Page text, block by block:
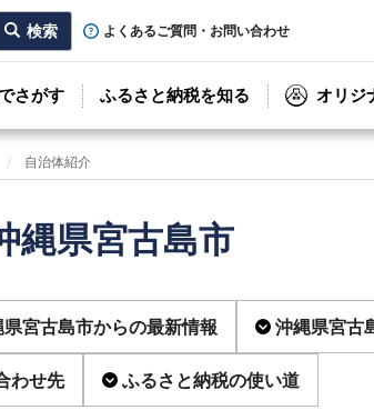
よくあるご質問・お問い合わせ
さがす ふるさと納税を知る オリジ
自治体紹介
縄県宮古島市
県宮古島市からの最新情報 沖縄県宮古
わせ先 ふるさと納税の使い道